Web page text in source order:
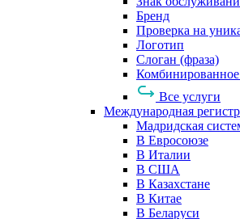
Бренд
Проверка на
Логотип
Слоган (фраза)
Комбинированное
Все услуги
Международная
Мадридская
В Евросоюзе
В Италии
В США
В Казахстане
В Китае
В Беларуси